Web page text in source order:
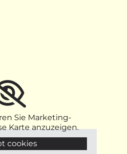
Sie Marketing-
Karte anzuzeigen.
cookies